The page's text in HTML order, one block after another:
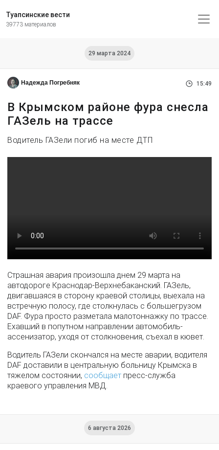
Туапсинские вести
39773 материалов
29 марта 2024
Надежда Погребняк 15:49
В Крымском районе фура снесла
ГАЗель на трассе
Водитель ГАЗели погиб на месте ДТП
Страшная авария произошла днем 29 марта на
автодороге Краснодар-Верхнебаканский. ГАЗель,
двигавшаяся в сторону краевой столицы, выехала на
встречную полосу, где столкнулась с большегрузом
DAF. Фура просто разметала малотоннажку по трассе.
Ехавший в попутном направлении автомобиль-
ассенизатор, уходя от столкновения, съехал в кювет.
Водитель ГАЗели скончался на месте аварии, водителя
DAF доставили в центральную больницу Крымска в
тяжелом состоянии, сообщает пресс-служба
краевого управления МВД.
6 августа 2026